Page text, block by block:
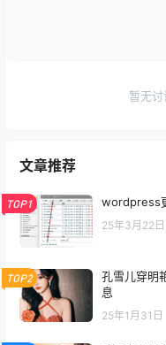
暂无
文章推荐
TOP1 wordpress
25年3月22日
TOP2
孔雪儿穿明
息
25年1月31日